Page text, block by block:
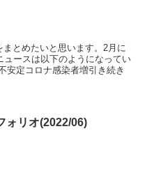
とめたいと思います。2月に
ースは以下のようになってい
安定コロナ感染者増引き続き
ォリオ(2022/06)